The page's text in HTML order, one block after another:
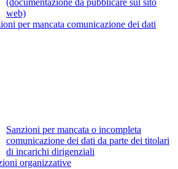
(documentazione da pubblicare sul sito
web)
per mancata comunicazione dei dati
Sanzioni per mancata o incompleta
comunicazione dei dati da parte dei titolari
di incarichi dirigenziali
organizzative